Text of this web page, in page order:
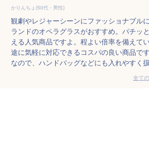
かりんちょ(50代・男性)
観劇やレジャーシーンにファッショナブル
ランドのオペラグラスがおすすめ。パチッ
える人気商品ですよ。程よい倍率を備えて
途に気軽に対応できるコスパの良い商品で
なので、ハンドバッグなどにも入れやすく扱
全て